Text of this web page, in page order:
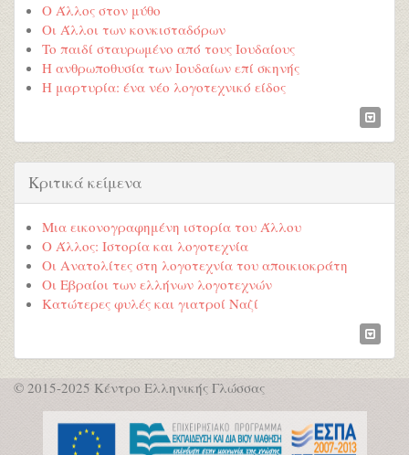
Ο Άλλος στον μύθο
Οι Άλλοι των κονκισταδόρων
To παιδί σταυρωμένο από τους Ιουδαίους
Η ανθρωποθυσία των Ιουδαίων επί σκηνής
Η μαρτυρία: ένα νέο λογοτεχνικό είδος
Κριτικά κείμενα
Μια εικονογραφημένη ιστορία του Άλλου
Ο Άλλος: Ιστορία και λογοτεχνία
Οι Ανατολίτες στη λογοτεχνία του αποικιοκράτη
Οι Εβραίοι των ελλήνων λογοτεχνών
Κατώτερες φυλές και γιατροί Ναζί
© 2015-2025 Κέντρο Ελληνικής Γλώσσας